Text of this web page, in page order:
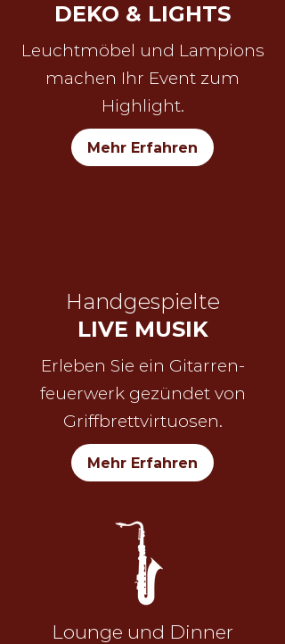
DEKO & LIGHTS
Leuchtmöbel und Lampions
machen Ihr Event zum
Highlight.
Mehr Erfahren
Handgespielte
LIVE MUSIK
Erleben Sie ein Gitarren-
feuerwerkgezündet von
Griffbrettvirtuosen.
Mehr Erfahren
Lounge und Dinner